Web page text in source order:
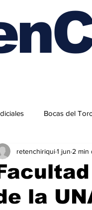
Bocas del
la
retenchiriqui1 jun 2 min